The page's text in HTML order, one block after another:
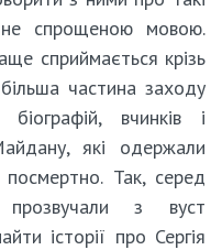
не спрощеною мовою.
сприймається крізь
частина заходу
вчинків і
які одержали
посмертно. Так, серед
прозвучали з вуст
історії про Сергія